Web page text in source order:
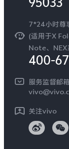
安全公告
Log还原LUTs下载
vivo 办公套件
国补营业执照
无线电发射设备销售
可持续发展
vivo 蔡司影像
开发者社区
7*24小时尊
(适用于X
Note、NEX
400-
服务监督邮箱
关注vivo